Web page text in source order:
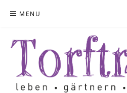
MENU